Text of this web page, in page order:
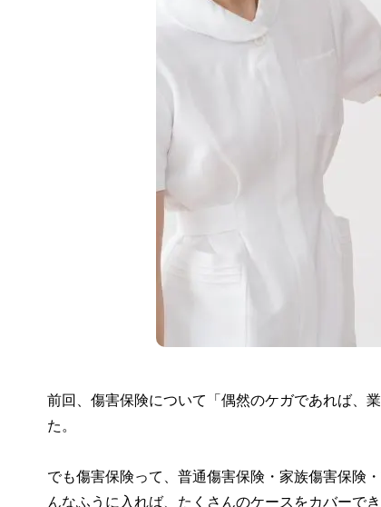
前回、傷害保険について「偶然のケガであれば、
た。
でも傷害保険って、普通傷害保険・家族傷害保険
んなふうに入れば、たくさんのケースをカバーで